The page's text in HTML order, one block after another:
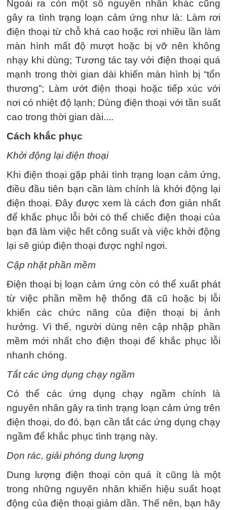
Ngoài ra còn một số nguyên nhân khác cũng
gây ra tình trạng loạn cảm ứng như là: Làm rơi
điện thoại từ chỗ khá cao hoặc rơi nhiều lần làm
màn hình mất độ mượt hoặc bị vỡ nên không
nhạy khi dùng; Tương tác tay với điện thoại quá
mạnh trong thời gian dài khiến màn hình bị “tổn
thương”; Làm ướt điện thoại hoặc tiếp xúc với
nơi có nhiệt độ lạnh; Dùng điện thoại với tần suất
cao trong thời gian dài....
Cách khắc phục
Khởi động lại điện thoại
Khi điện thoại gặp phải tình trạng loạn cảm ứng,
điều đầu tiên bạn cần làm chính là khởi động lại
điện thoại. Đây được xem là cách đơn giản nhất
để khắc phục lỗi bởi có thể chiếc điện thoại của
bạn đã làm việc hết công suất và việc khởi động
lại sẽ giúp điện thoại được nghỉ ngơi.
Cập nhật phần mềm
Điện thoại bị loạn cảm ứng còn có thể xuất phát
từ việc phần mềm hệ thống đã cũ hoặc bị lỗi
khiến các chức năng của điện thoại bị ảnh
hưởng. Vì thế, người dùng nên cập nhập phần
mềm mới nhất cho điện thoại để khắc phục lỗi
nhanh chóng.
Tắt các ứng dụng chạy ngầm
Có thể các ứng dụng chạy ngầm chính là
nguyên nhân gây ra tình trạng loạn cảm ứng trên
điện thoại, do đó, bạn cần tắt các ứng dụng chạy
ngầm để khắc phục tình trạng này.
Dọn rác, giải phóng dung lượng
Dung lượng điện thoại còn quá ít cũng là một
trong những nguyên nhân khiến hiệu suất hoạt
động của điện thoại giảm dần. Thế nên, bạn hãy